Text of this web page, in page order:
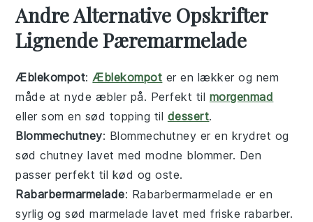
Andre Alternative Opskrifter
Lignende Pæremarmelade
Æblekompot:Æblekompot er en lækker og nem
måde at nyde æbler på. Perfekt til morgenmad
eller som en sød topping til dessert.
Blommechutney: Blommechutney er en krydret og
sødchutney lavet med modne blommer. Den
passer perfekt til kød ogoste.
Rabarbermarmelade: Rabarbermarmelade er en
syrlig og sødmarmelade lavet med friske rabarber.